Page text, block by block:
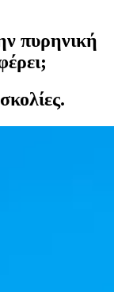
πυρηνική